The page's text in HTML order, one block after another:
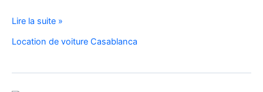
Location
Rover
Casablanca
Lire la suite »
Location de voiture Casablanca